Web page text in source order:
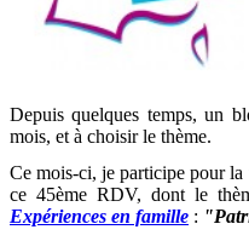
Depuis quelques temps, un
mois, et à choisir le thème.
Ce mois-ci, je participe pour la
ce 45ème RDV, dont le
Expériences en famille :